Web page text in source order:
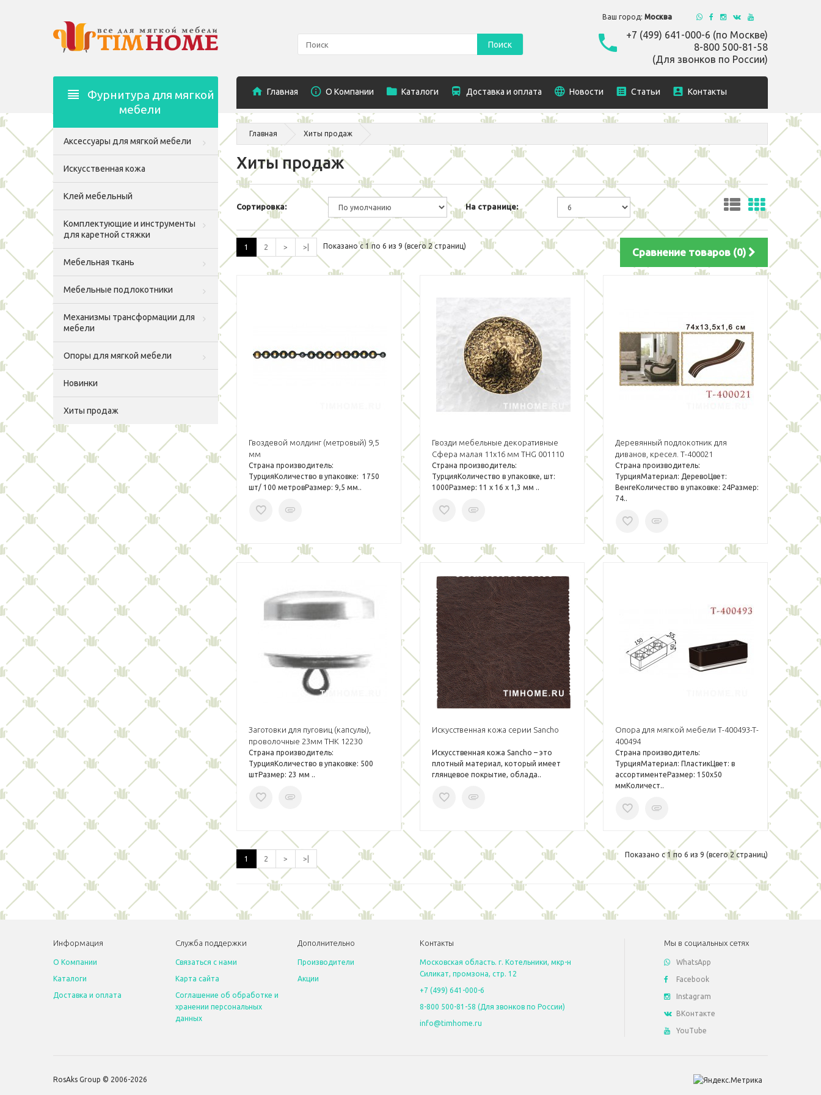
Ваш город: Москва
Поиск
+7 (499) 641-000-6 (по Москве)
8-800 500-81-58
(Для звонков по России)
Главная O Компании Каталоги Доставка и оплата Новости Статьи Контакты
Фурнитура для мягкой
мебели
Аксессуары для мягкой мебели
Искусственная кожа
Клей мебельный
Комплектующие и инструменты
для каретной стяжки
Мебельная ткань
Мебельные подлокотники
Механизмы трансформации для
мебели
Опоры для мягкой мебели
Новинки
Хиты продаж
Главная Хиты продаж
Хиты продаж
Сортировка: На странице:
1 2 > >| Показано с 1 по 6 из 9 (всего 2 страниц)
Сравнение товаров (0)
Гвоздевой молдинг (метровый) 9,5
мм
Страна производитель:
ТурцияКоличество в упаковке: 1750
шт/ 100 метровРазмер: 9,5 мм..
Гвозди мебельные декоративные
Сфера малая 11х16 мм THG 001110
Страна производитель:
ТурцияКоличество в упаковке, шт:
1000Размер: 11 х 16 х 1,3 мм ..
Деревянный подлокотник для
диванов, кресел. T-400021
Страна производитель:
ТурцияМатериал: ДеревоЦвет:
ВенгеКоличество в упаковке: 24Размер:
74..
Заготовки для пуговиц (капсулы),
проволочные 23мм THK 12230
Страна производитель:
ТурцияКоличество в упаковке: 500
штРазмер: 23 мм ..
Искусственная кожа серии Sancho
Искусственная кожа Sancho – это
плотный материал, который имеет
глянцевое покрытие, облада..
Опора для мягкой мебели T-400493-T-
400494
Страна производитель:
ТурцияМатериал: ПластикЦвет: в
ассортиментеРазмер: 150х50
ммКоличест..
1 2 > >|
Показано с 1 по 6 из 9 (всего 2 страниц)
Информация
O Компании
Каталоги
Доставка и оплата
Служба поддержки
Связаться с нами
Карта сайта
Соглашение об обработке и
хранении персональных
данных
Дополнительно
Производители
Акции
Контакты
Московская область. г. Котельники, мкр-н
Силикат, промзона, стр. 12
+7 (499) 641-000-6
8-800 500-81-58 (Для звонков по России)
info@timhome.ru
Мы в социальных сетях
WhatsApp
Facebook
Instagram
ВКонтакте
YouTube
RosAks Group © 2006-2026